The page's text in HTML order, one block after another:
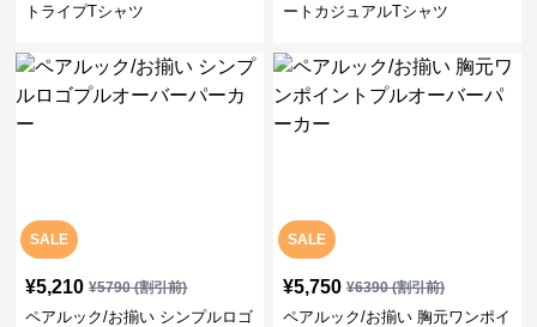
トライプTシャツ ートカジュアルTシャツ
SALE
¥5,210 ¥5790(割引前)
ペアルック/お揃い シンプルロゴ
SALE
¥5,750 ¥6390(割引前)
ペアルック/お揃い 胸元ワンポイ